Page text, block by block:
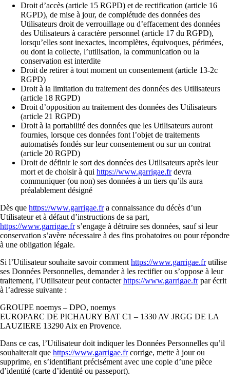
Droit d’accès (article 15 RGPD) et de rectification (article 16
RGPD), de mise à jour, de complétude des données des
Utilisateurs droit de verrouillage ou d’effacement des données
des Utilisateurs à caractère personnel (article 17 du RGPD),
lorsqu’elles sont inexactes, incomplètes, équivoques, périmées,
ou dont la collecte, l’utilisation, la communication ou la
conservation est interdite
Droit de retirer à tout moment un consentement (article 13-2c
RGPD)
Droit à la limitation du traitement des données des Utilisateurs
(article 18 RGPD)
Droit d’opposition au traitement des données des Utilisateurs
(article 21 RGPD)
Droit à la portabilité des données que les Utilisateurs auront
fournies, lorsque ces données font l’objet de traitements
automatisés fondés sur leur consentement ou sur un contrat
(article 20 RGPD)
Droit de définir le sort des données des Utilisateurs après leur
mort et de choisir à qui https://www.garrigae.frdevra
communiquer (ou non) ses données à un tiers qu’ils aura
préalablement désigné
Dès que https://www.garrigae.fra connaissance du décès d’un
Utilisateur et à défaut d’instructions de sa part,
https://www.garrigae.frs’engage à détruire ses données, sauf si leur
conservation s’avère nécessaire à des fins probatoires ou pour répondre
à une obligation légale.
Si l’Utilisateur souhaite savoir comment https://www.garrigae.frutilise
ses Données Personnelles, demander à les rectifier ou s’oppose à leur
traitement, l’Utilisateur peut contacterhttps://www.garrigae.frpar écrit
à l’adresse suivante :
GROUPE noemys – DPO, noemys
EUROPARC DE PICHAURY BAT C1 – 1330 AV JRGG DE LA
LAUZIERE 13290 Aix en Provence.
Dans ce cas, l’Utilisateur doit indiquer les Données Personnelles qu’il
souhaiterait que https://www.garrigae.frcorrige, mette à jour ou
supprime, en s’identifiant précisément avec une copie d’une pièce
d’identité (carte d’identité ou passeport).